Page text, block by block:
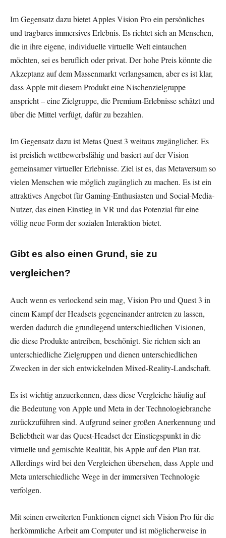
Im Gegensatz dazu bietet Apples Vision Pro ein persönliches
und tragbares immersives Erlebnis. Es richtet sich an Menschen,
die in ihre eigene, individuelle virtuelle Welt eintauchen
möchten, sei es beruflich oder privat. Der hohe Preis könnte die
Akzeptanz auf dem Massenmarkt verlangsamen, aber es ist klar,
dass Apple mit diesem Produkt eine Nischenzielgruppe
anspricht – eine Zielgruppe, die Premium-Erlebnisse schätzt und
über die Mittel verfügt, dafür zu bezahlen.
Im Gegensatz dazu ist Metas Quest 3 weitaus zugänglicher. Es
ist preislich wettbewerbsfähig und basiert auf der Vision
gemeinsamer virtueller Erlebnisse. Ziel ist es, das Metaversum so
vielen Menschen wie möglich zugänglich zu machen. Es ist ein
attraktives Angebot für Gaming-Enthusiasten und Social-Media-
Nutzer, das einen Einstieg in VR und das Potenzial für eine
völlig neue Form der sozialen Interaktion bietet.
Gibt es also einen Grund, sie zu
vergleichen?
Auch wenn es verlockend sein mag, Vision Pro und Quest 3 in
einem Kampf der Headsets gegeneinander antreten zu lassen,
werden dadurch die grundlegend unterschiedlichen Visionen,
die diese Produkte antreiben, beschönigt. Sie richten sich an
unterschiedliche Zielgruppen und dienen unterschiedlichen
Zwecken in der sich entwickelnden Mixed-Reality-Landschaft.
Es ist wichtig anzuerkennen, dass diese Vergleiche häufig auf
die Bedeutung von Apple und Meta in der Technologiebranche
zurückzuführen sind. Aufgrund seiner großen Anerkennung und
Beliebtheit war das Quest-Headset der Einstiegspunkt in die
virtuelle und gemischte Realität, bis Apple auf den Plan trat.
Allerdings wird bei den Vergleichen übersehen, dass Apple und
Meta unterschiedliche Wege in der immersiven Technologie
verfolgen.
Mit seinen erweiterten Funktionen eignet sich Vision Pro für die
herkömmliche Arbeit am Computer und ist möglicherweise in